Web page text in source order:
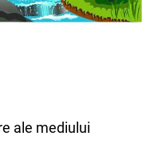
ale mediului